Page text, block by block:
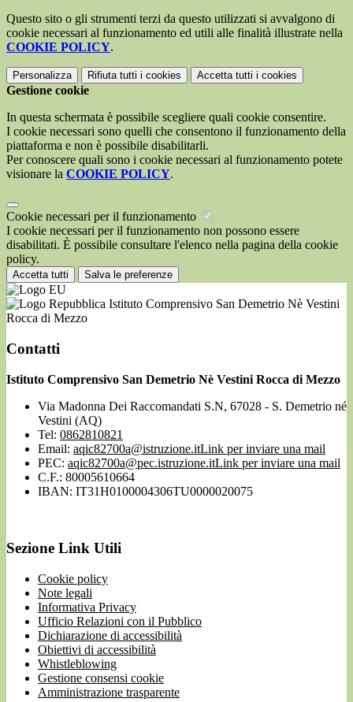
Questo sito o gli strumenti terzi da questo utilizzati si avvalgono di
cookie necessari al funzionamento ed utili alle finalità illustrate nella
COOKIE POLICY.
Personalizza Rifiuta tutti i cookies Accetta tutti i cookies
Gestione cookie
In questa schermata è possibile scegliere quali cookie consentire.
I cookie necessari sono quelli che consentono il funzionamento della
piattaforma e non è possibile disabilitarli.
Per conoscere quali sono i cookie necessari al funzionamento potete
visionare la COOKIE POLICY.
Cookie necessari per il funzionamento
I cookie necessari per il funzionamento non possono essere
disabilitati. È possibile consultare l'elenco nella pagina della cookie
policy.
Accetta tutti Salva le preferenze
Istituto Comprensivo San Demetrio Nè Vestini
Rocca di Mezzo
Contatti
Istituto Comprensivo San Demetrio Nè Vestini Rocca di Mezzo
Via Madonna Dei Raccomandati S.N, 67028 - S. Demetrio né
Vestini (AQ)
Tel: 0862810821
Email: aqic82700a@istruzione.itLink per inviare una mail
PEC: aqic82700a@pec.istruzione.itLink per inviare una mail
C.F.: 80005610664
IBAN: IT31H0100004306TU0000020075
Sezione Link Utili
Cookie policy
Note legali
Informativa Privacy
Ufficio Relazioni con il Pubblico
Dichiarazione di accessibilità
Obiettivi di accessibilità
Whistleblowing
Gestione consensi cookie
Amministrazione trasparente